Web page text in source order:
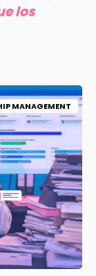
los
MANAGEMENT